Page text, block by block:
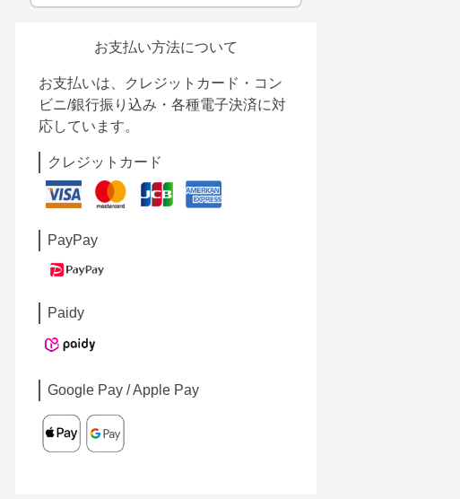
お支払い方法について
お支払いは、クレジットカード・コン
ビニ/銀行振り込み・各種電子決済に対
応しています。
クレジットカード
PayPay
Paidy
Google Pay / Apple Pay